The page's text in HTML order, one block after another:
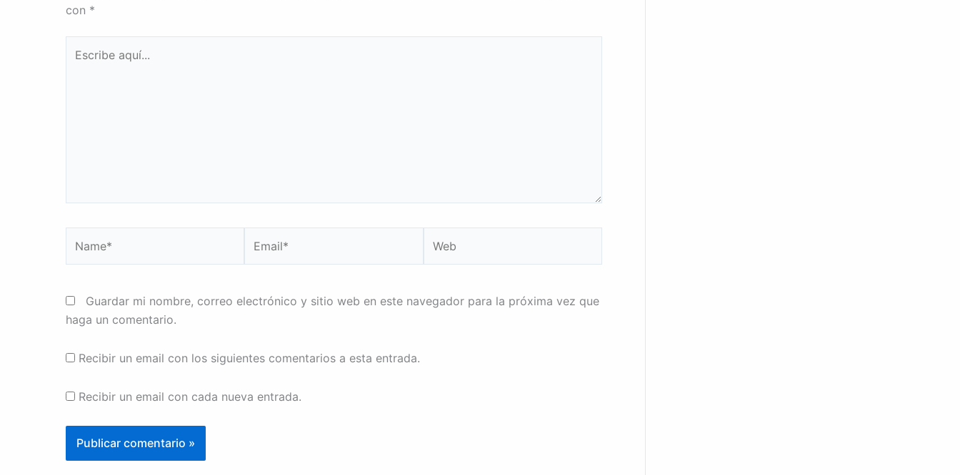
con *
aquí...
Guardar mi nombre, correo electrónico y sitio web en este navegador para la próxima vez que
haga un comentario.
Recibir un email con los siguientes comentarios a esta entrada.
Recibir un email con cada nueva entrada.